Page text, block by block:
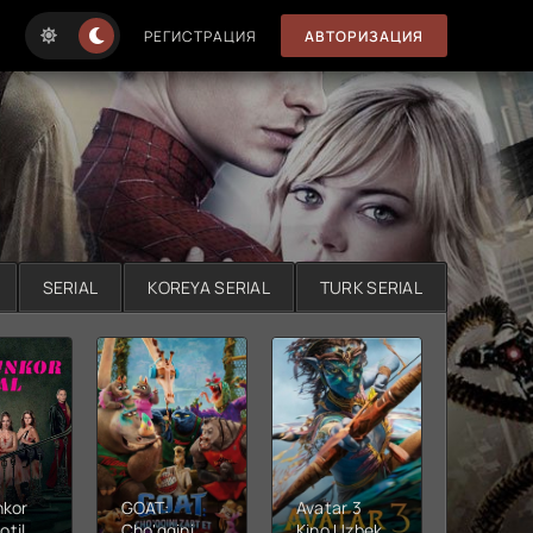
РЕГИСТРАЦИЯ АВТОРИЗАЦИЯ
SERIAL KOREYA SERIAL TURK SERIAL
GOAT:
Avatar 3